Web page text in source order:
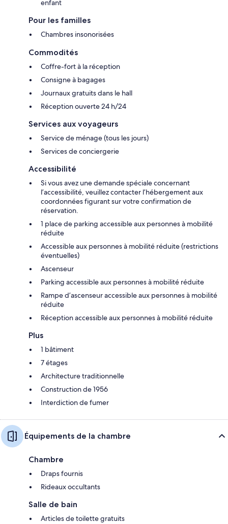
enfant
Pour les familles
Chambres insonorisées
Commodités
Coffre-fort à la réception
Consigne à bagages
Journaux gratuits dans le hall
Réception ouverte 24 h/24
Services aux voyageurs
Service de ménage (tous les jours)
Services de conciergerie
Accessibilité
Si vous avez une demande spéciale concernant
l’accessibilité, veuillez contacter l’hébergement aux
coordonnées figurant sur votre confirmation de
réservation.
1 place de parking accessible aux personnes à mobilité
réduite
Accessible aux personnes à mobilité réduite (restrictions
éventuelles)
Ascenseur
Parking accessible aux personnes à mobilité réduite
Rampe d’ascenseur accessible aux personnes à mobilité
réduite
Réception accessible aux personnes à mobilité réduite
Plus
1 bâtiment
7 étages
Architecture traditionnelle
Construction de 1956
Interdiction de fumer
Équipements de la chambre
Chambre
Draps fournis
Rideaux occultants
Salle de bain
Articles de toilette gratuits